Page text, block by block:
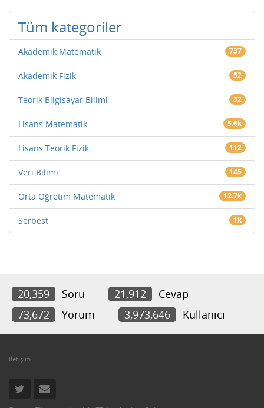
Tüm kategoriler
Akademik Matematik 737
Akademik Fizik 52
Teorik Bilgisayar Bilimi 32
Lisans Matematik 5.6k
Lisans Teorik Fizik 112
Veri Bilimi 145
Orta Öğretim Matematik 12.7k
Serbest 1k
20,359 Soru 21,912
Cevap
73,672
Yorum 3,973,646 Kullanıcı
İletişim